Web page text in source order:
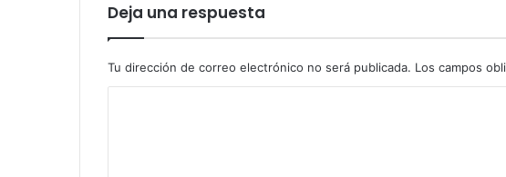
Deja una respuesta
Tu dirección de correo electrónico no será publicada. Los campos